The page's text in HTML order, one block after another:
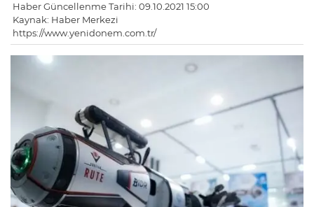
Haber Güncellenme Tarihi: 09.10.2021 15:00
Kaynak: Haber Merkezi
https://www.yenidonem.com.tr/